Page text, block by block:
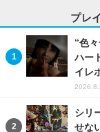
プレ
“色
ハー
イレ
シリ
せな